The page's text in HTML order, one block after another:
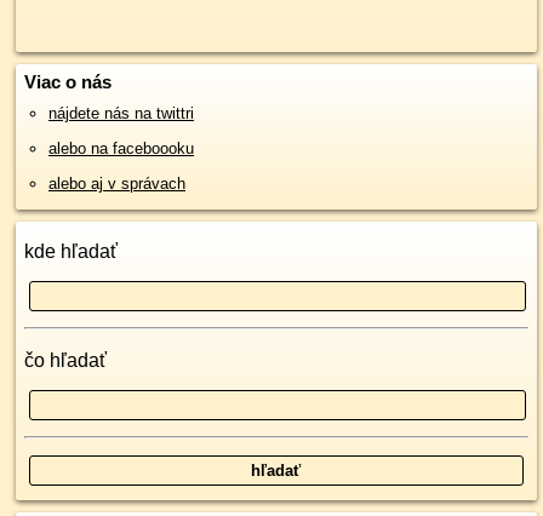
Viac o nás
nájdete nás na twittri
alebo na faceboooku
alebo aj v správach
kde hľadať
čo hľadať